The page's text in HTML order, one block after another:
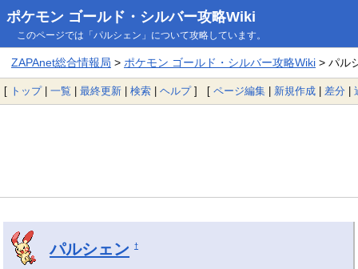
ポケモン ゴールド・シルバー攻略Wiki
このページでは「パルシェン」について攻略しています。
ZAPAnet総合情報局 > ポケモン ゴールド・シルバー攻略Wiki> パル
[ トップ| 一覧 | 最終更新 | 検索 | ヘルプ] [ ページ編集 | 新規作成 | 差分 |
パルシェン †